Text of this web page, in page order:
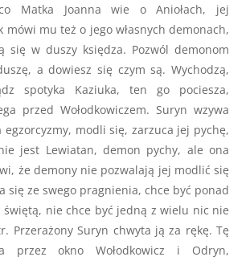
Matka Joanna wie o Aniołach, jej
mówi mu też o jego własnych demonach,
się w duszy księdza. Pozwól demonom
a dowiesz się czym są. Wychodzą,
spotyka Kaziuka, ten go pociesza,
przed Wołodkowiczem. Suryn wzywa
egzorcyzmy, modli się, zarzuca jej pychę,
jest Lewiatan, demon pychy, ale ona
że demony nie pozwalają jej modlić się
się ze swego pragnienia, chce być ponad
świętą, nie chce być jedną z wielu nic nie
Przerażony Suryn chwyta ją za rękę. Tę
przez okno Wołodkowicz i Odryn,